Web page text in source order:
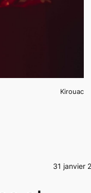
Kirouac
31 janvier